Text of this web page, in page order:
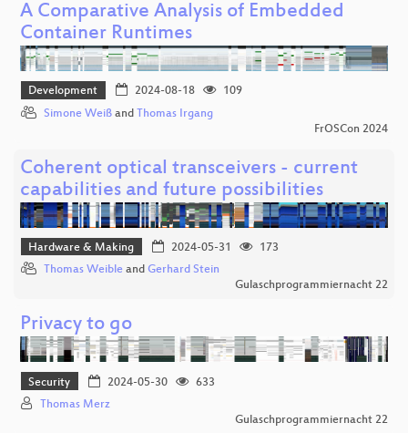
A Comparative Analysis of Embedded
Container Runtimes
Development 2024-08-18
109
Simone Weiß and Thomas Irgang
FrOSCon 2024
Coherent optical transceivers - current
capabilities and future possibilities
Hardware & Making 2024-05-31
173
Thomas Weible and Gerhard Stein
Gulaschprogrammiernacht 22
Privacy to go
Security 2024-05-30
633
Thomas Merz
Gulaschprogrammiernacht 22